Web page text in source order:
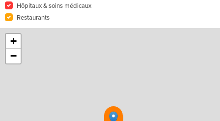
Hôpitaux & soins médicaux
Restaurants
+
−